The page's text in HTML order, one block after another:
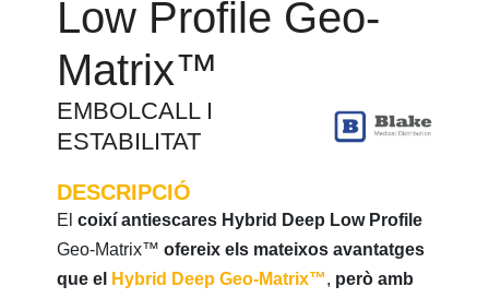
Low Profile Geo-
Matrix™
EMBOLCALL I
ESTABILITAT
DESCRIPCIÓ
Elcoixí antiescares Hybrid Deep Low Profile
Geo-Matrix™ofereix els mateixos avantatges
que el
Hybrid Deep Geo-Matrix™, però amb